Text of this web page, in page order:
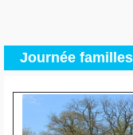
Journée